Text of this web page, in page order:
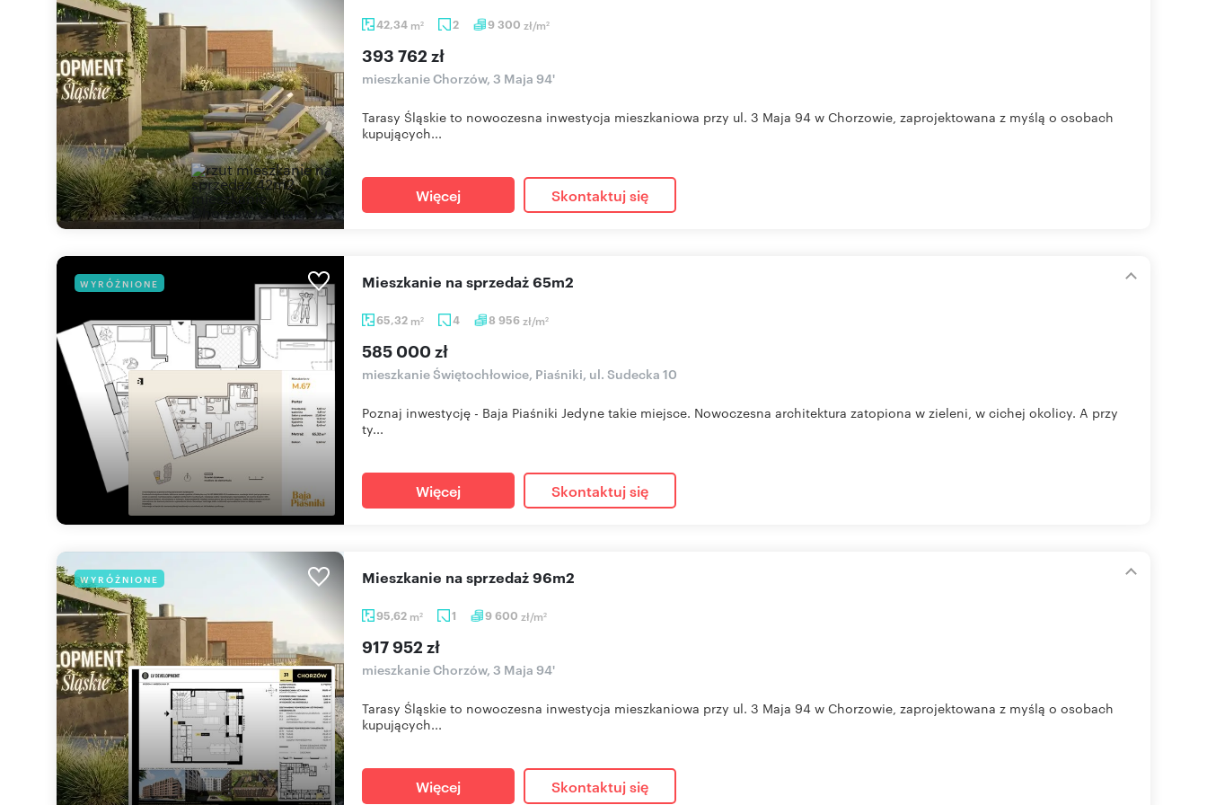
42,34 m2 2 9 300 zł/m2
393 762 zł
mieszkanie Chorzów, 3 Maja 94'
Tarasy Śląskie to nowoczesna inwestycja mieszkaniowa przy ul. 3 Maja 94 w Chorzowie, zaprojektowana z myślą o osobach
kupujących...
Więcej Skontaktuj się
WYRÓŻNIONE
65,32 m2 4 8 956zł/m2
mieszkanie na sprzedaż 65m2
585 000 zł
mieszkanie Świętochłowice, Piaśniki, ul. Sudecka 10
Poznaj inwestycję - Baja Piaśniki Jedyne takie miejsce. Nowoczesna architektura zatopiona w zieleni, w cichej okolicy. A przy
ty...
Więcej Skontaktuj się
WYRÓŻNIONE
95,62 m2 1 9 600 zł/m2
mieszkanie na sprzedaż 96m2
917 952 zł
mieszkanie Chorzów, 3 Maja 94'
Tarasy Śląskie to nowoczesna inwestycja mieszkaniowa przy ul. 3 Maja 94 w Chorzowie, zaprojektowana z myślą o osobach
kupujących...
Więcej Skontaktuj się